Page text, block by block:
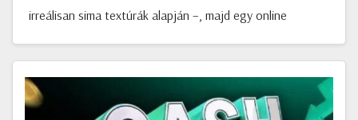
irreálisan sima textúrák alapján –, majd egy online